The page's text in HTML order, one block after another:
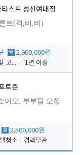
스트 성신여대점
트(격,비,비)
월 2,900,000원
객실판매 및 고객응대
1년 이상
트준
이모, 부부팀 모집
월 2,500,000원
청소
경력무관